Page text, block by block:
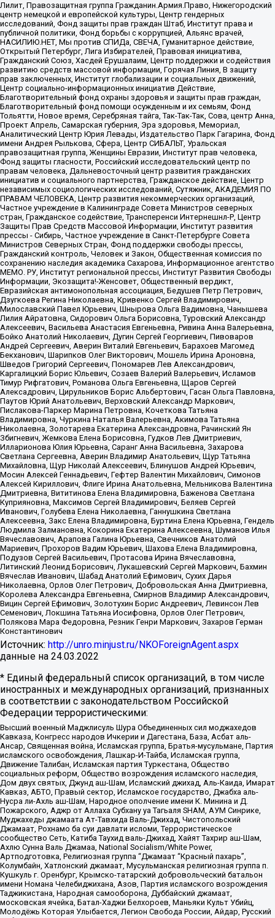
Лилит, Правозащитная группа Гражданин.Армия.Право, Нижегородский
центр немецкой и европейской культуры, Центр гендерных
исследований, Фонд защиты прав граждан Штаб, Институт права и
публичной политики, Фонд борьбы с коррупцией, Альянс врачей,
НАСИЛИЮ.НЕТ, Мы против СПИДа, СВЕЧА, Гуманитарное действие,
Открытый Петербург, Лига Избирателей, Правовая инициатива,
Гражданский Союз, Хасдей Ерушалаим, Центр поддержки и содействия
развитию средств массовой информации, Горячая Линия, В защиту
прав заключенных, Институт глобализации и социальных движений,
Центр социально-информационных инициатив Действие,
Благотворительный фонд охраны здоровья и защиты прав граждан,
Благотворительный фонд помощи осужденным и их семьям, Фонд
Тольятти, Новое время, Серебряная тайга, Так-Так-Так, Сова, центр Анна,
Проект Апрель, Самарская губерния, Эра здоровья, Мемориал,
Аналитический Центр Юрия Левады, Издательство Парк Гагарина, Фонд
имени Андрея Рылькова, Сфера, Центр СИБАЛЬТ, Уральская
правозащитная группа, Женщины Евразии, Институт прав человека,
Фонд защиты гласности, Российский исследовательский центр по
правам человека, Дальневосточный центр развития гражданских
инициатив и социального партнерства, Гражданское действие, Центр
независимых социологических исследований, Сутяжник, АКАДЕМИЯ ПО
ПРАВАМ ЧЕЛОВЕКА, Центр развития некоммерческих организаций,
Частное учреждение в Калининграде Совета Министров северных
стран, Гражданское содействие, Трансперенси Интернешнл-Р, Центр
Защиты Прав Средств Массовой Информации, Институт развития
прессы - Сибирь, Частное учреждение в Санкт-Петербурге Совета
Министров Северных Стран, Фонд поддержки свободы прессы,
Гражданский контроль, Человек и Закон, Общественная комиссия по
сохранению наследия академика Сахарова, Информационное агентство
МЕМО. РУ, Институт региональной прессы, Институт Развития Свободы
Информации, Экозащита!-Женсовет, Общественный вердикт,
Евразийская антимонопольная ассоциация, Бедушев Петр Петрович,
Дзугкоева Регина Николаевна, Кривенко Сергей Владимирович,
Милославский Павел Юрьевич, Шнырова Ольга Вадимовна, Чанышева
Лилия Айратовна, Сидорович Ольга Борисовна, Туровский Александр
Алексеевич, Васильева Анастасия Евгеньевна, Ривина Анна Валерьевна,
Бойко Анатолий Николаевич, Дугин Сергей Георгиевич, Пивоваров
Андрей Сергеевич, Аверин Виталий Евгеньевич, Барахоев Магомед
Бекханович, Шарипков Олег Викторович, Мошель Ирина Ароновна,
Шведов Григорий Сергеевич, Пономарев Лев Александрович,
Каргалицкий Борис Юльевич, Созаев Валерий Валерьевич, Исламов
Тимур Рифгатович, Романова Ольга Евгеньевна, Щаров Сергей
Алексадрович, Цирульников Борис Альбертович, Гасан Ольга Павловна,
Паутов Юрий Анатольевич, Верховский Александр Маркович,
Пислакова-Паркер Марина Петровна, Кочеткова Татьяна
Владимировна, Чуркина Наталья Валерьевна, Акимова Татьяна
Николаевна, Золотарева Екатерина Александровна, Рачинский Ян
Збигневич, Жемкова Елена Борисовна, Гудков Лев Дмитриевич,
Илларионова Юлия Юрьевна, Саранг Анна Васильевна, Захарова
Светлана Сергеевна, Аверин Владимир Анатольевич, Щур Татьяна
Михайловна, Щур Николай Алексеевич, Блинушов Андрей Юрьевич,
Мосин Алексей Геннадьевич, Гефтер Валентин Михайлович, Симонов
Алексей Кириллович, Флиге Ирина Анатольевна, Мельникова Валентина
Дмитриевна, Вититинова Елена Владимировна, Баженова Светлана
Куприяновна, Максимов Сергей Владимирович, Беляев Сергей
Иванович, Голубева Елена Николаевна, Ганнушкина Светлана
Алексеевна, Закс Елена Владимировна, Буртина Елена Юрьевна, Гендель
Людмила Залмановна, Кокорина Екатерина Алексеевна, Шуманов Илья
Вячеславович, Арапова Галина Юрьевна, Свечников Анатолий
Мариевич, Прохоров Вадим Юрьевич, Шахова Елена Владимировна,
Подузов Сергей Васильевич, Протасова Ирина Вячеславовна,
Литинский Леонид Борисович, Лукашевский Сергей Маркович, Бахмин
Вячеслав Иванович, Шабад Анатолий Ефимович, Сухих Дарья
Николаевна, Орлов Олег Петрович, Добровольская Анна Дмитриевна,
Королева Александра Евгеньевна, Смирнов Владимир Александрович,
Вицин Сергей Ефимович, Золотухин Борис Андреевич, Левинсон Лев
Семенович, Локшина Татьяна Иосифовна, Орлов Олег Петрович,
Полякова Мара Федоровна, Резник Генри Маркович, Захаров Герман
Константинович
Источник: http://unro.minjust.ru/NKOForeignAgent.aspx
данные на 24.03.2022
* Единый федеральный список организаций, в том числе
иностранных и международных организаций, признанных
в соответствии с законодательством Российской
Федерации террористическими:
Высший военный Маджлисуль Шура Объединенных сил моджахедов
Кавказа, Конгресс народов Ичкерии и Дагестана, База, Асбат аль-
Ансар, Священная война, Исламская группа, Братья-мусульмане, Партия
исламского освобождения, Лашкар-И-Тайба, Исламская группа,
Движение Талибан, Исламская партия Туркестана, Общество
социальных реформ, Общество возрождения исламского наследия,
Дом двух святых, Джунд аш-Шам, Исламский джихад, Аль-Каида, Имарат
Кавказ, АБТО, Правый сектор, Исламское государство, Джабха аль-
Нусра ли-Ахль аш-Шам, Народное ополчение имени К. Минина и Д.
Пожарского, Аджр от Аллаха Субхану уа Тагьаля SHAM, АУМ Синрике,
Муджахеды джамаата Ат-Тавхида Валь-Джихад, Чистопольский
Джамаат, Рохнамо ба суи давлати исломи, Террористическое
сообщество Сеть, Катиба Таухид валь-Джихад, Хайят Тахрир аш-Шам,
Ахлю Сунна Валь Джамаа, National Socialism/White Power,
Артподготовка, Религиозная группа “Джамаат “Красный пахарь”,
Колумбайн, Хатлонский джамаат, Мусульманская религиозная группа п.
Кушкуль г. Оренбург, Крымско-татарский добровольческий батальон
имени Номана Челебиджихана, Азов, Партия исламского возрождения
Таджикистана, Народная самооборона, Дуббайский джамаат,
московская ячейка, Батал-Хаджи Белхороев, Маньяки Культ Убийц,
Молодёжь Которая Улыбается, Легион Свобода России, Айдар, Русский